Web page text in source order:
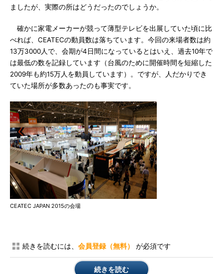
ましたが、実際の所はどうだったのでしょうか。
確かに家電メーカーが競って薄型テレビを出展していた頃に比
べれば、CEATECの動員数は落ちています。今回の来場者数は約
13万3000人で、会期が4日間になっているとはいえ、過去10年で
は最低の数を記録しています（台風のために開催時間を短縮した
2009年も約15万人を動員しています）。ですが、人だかりでき
ていた場所が多数あったのも事実です。
CEATEC JAPAN 2015の会場
続きを読むには、 会員登録（無料） が必須です
続きを読む